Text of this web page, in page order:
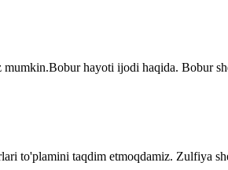
hayoti ijodi haqida. Bobur
to'plamini taqdim etmoqdamiz. Zulfiya